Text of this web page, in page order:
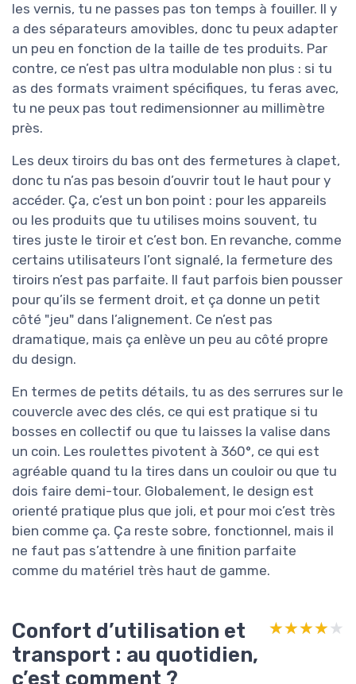
les vernis, tu ne passes pas ton temps à fouiller. Il y
a des séparateurs amovibles, donc tu peux adapter
un peu en fonction de la taille de tes produits. Par
contre, ce n’est pas ultra modulable non plus : si tu
as des formats vraiment spécifiques, tu feras avec,
tu ne peux pas tout redimensionner au millimètre
près.
Les deux tiroirs du bas ont des fermetures à clapet,
donc tu n’as pas besoin d’ouvrir tout le haut pour y
accéder. Ça, c’est un bon point : pour les appareils
ou les produits que tu utilises moins souvent, tu
tires juste le tiroir et c’est bon. En revanche, comme
certains utilisateurs l’ont signalé, la fermeture des
tiroirs n’est pas parfaite. Il faut parfois bien pousser
pour qu’ils se ferment droit, et ça donne un petit
côté "jeu" dans l’alignement. Ce n’est pas
dramatique, mais ça enlève un peu au côté propre
du design.
En termes de petits détails, tu as des serrures sur le
couvercle avec des clés, ce qui est pratique si tu
bosses en collectif ou que tu laisses la valise dans
un coin. Les roulettes pivotent à 360°, ce qui est
agréable quand tu la tires dans un couloir ou que tu
dois faire demi-tour. Globalement, le design est
orienté pratique plus que joli, et pour moi c’est très
bien comme ça. Ça reste sobre, fonctionnel, mais il
ne faut pas s’attendre à une finition parfaite
comme du matériel très haut de gamme.
Confort d’utilisation et
transport : au quotidien,
c’est comment ?
★★★★★
★★★★★